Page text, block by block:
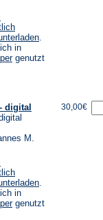
(Öffnet
einem
.
in
(Öffnet
genutzt
digital
M.
(Öffnet
einem
.
in
(Öffnet
genutzt
30,00€